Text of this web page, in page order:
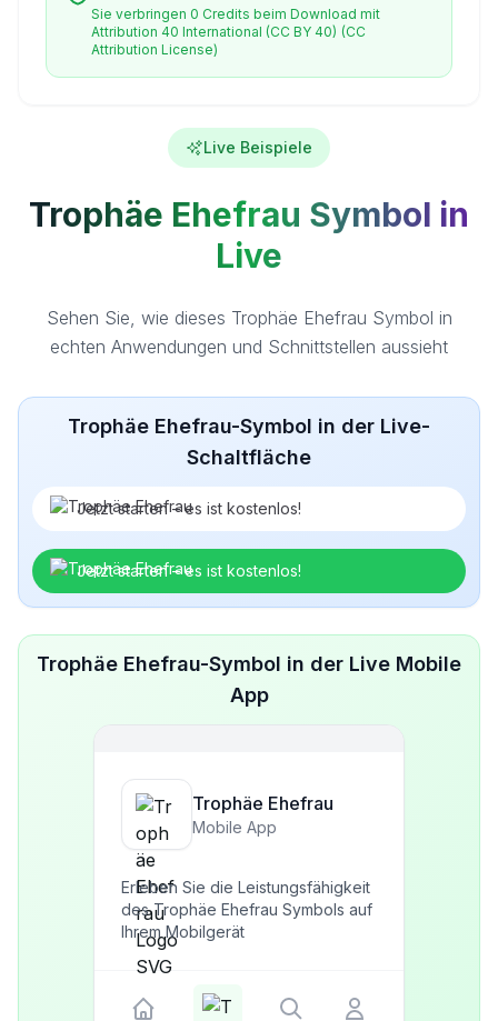
Sie verbringen 0 Credits beim Download mit
Attribution 40 International (CC BY 40) (CC
Attribution License)
Live Beispiele
Trophäe Ehefrau Symbol in
Live
Sehen Sie, wie dieses Trophäe Ehefrau Symbol in
echten Anwendungen und Schnittstellen aussieht
Trophäe Ehefrau-Symbol in der Live-
Schaltfläche
Jetzt starten – es ist kostenlos!
Jetzt starten – es ist kostenlos!
Trophäe Ehefrau-Symbol in der Live Mobile
App
Trophäe Ehefrau
Mobile App
Erleben Sie die Leistungsfähigkeit
des Trophäe Ehefrau Symbols auf
Ihrem Mobilgerät